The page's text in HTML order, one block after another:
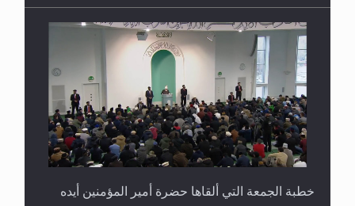
خطبة الجمعة التي ألقاها حضرة أمير المؤمنين أيده